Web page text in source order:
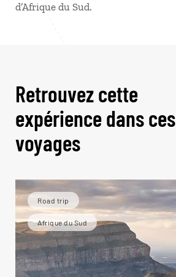
d’Afrique du Sud.
Retrouvez cette
expérience dans ces
voyages
Road trip
Afrique du Sud